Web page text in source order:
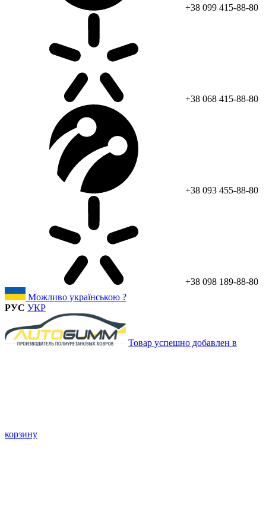
+38 099 415-88-80
+38 068 415-88-80
+38 093 455-88-80
+38 098 189-88-80
Можливо українською ?
РУС УКР
Товар успешно добавлен в
корзину